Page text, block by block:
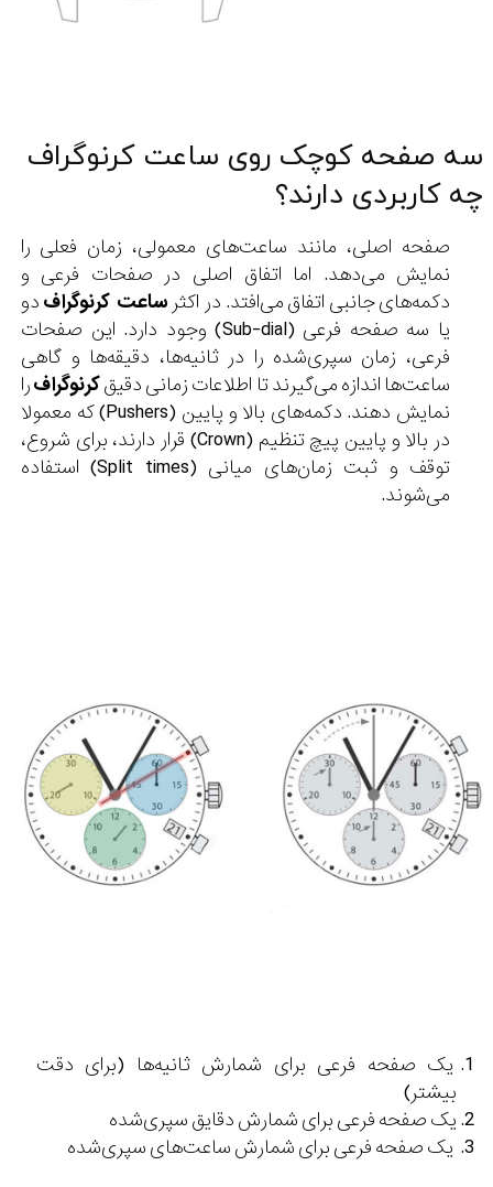
سه صفحه کوچک روی ساعت کرنوگراف
چه کاربردی دارند؟
صفحه اصلی، مانند ساعت‌های معمولی، زمان فعلی را
نمایش می‌دهد. اما اتفاق اصلی در صفحات فرعی و
دکمه‌های جانبی اتفاق می‌افتد. در اکثر ساعت‌ کرنوگرافدو
یا سه صفحه فرعی (Sub-dial) وجود دارد. این صفحات
فرعی، زمان سپری‌شده را در ثانیه‌ها، دقیقه‌ها و گاهی
ساعت‌ها اندازه می‌گیرند تا اطلاعات زمانی دقیقکرنوگرافرا
نمایش دهند. دکمه‌های بالا و پایین (Pushers) که معمولا
در بالا و پایین پیچ تنظیم (Crown) قرار دارند، برای شروع،
توقف و ثبت زمان‌های میانی (Split times) استفاده
می‌شوند.
یک صفحه فرعی برای شمارش ثانیه‌ها (برای دقت
بیشتر)
یک صفحه فرعی برای شمارش دقایق سپری‌شده
یک صفحه فرعی برای شمارش ساعت‌های سپری‌شده